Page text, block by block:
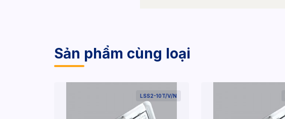
Sản phẩm cùng loại
LSS2-10T/V/N